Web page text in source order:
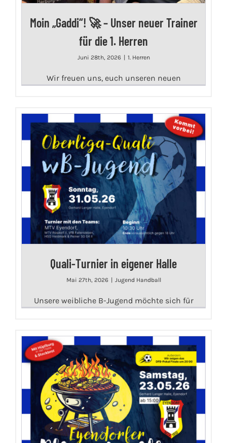
Moin „Gaddi“! 🚀 – Unser neuer Trainer
für die 1. Herren
Juni 28th, 2026 1. Herren
Wir freuen uns, euch unseren neuen
Quali-Turnier in eigener Halle
Mai 27th, 2026 Jugend Handball
Unsere weibliche B-Jugend möchte sich für